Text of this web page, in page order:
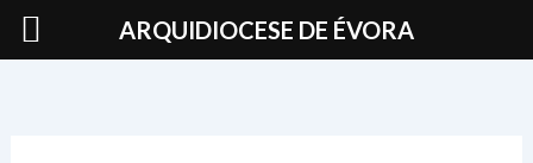
Skip
ARQUIDIOCESE DE ÉVORA